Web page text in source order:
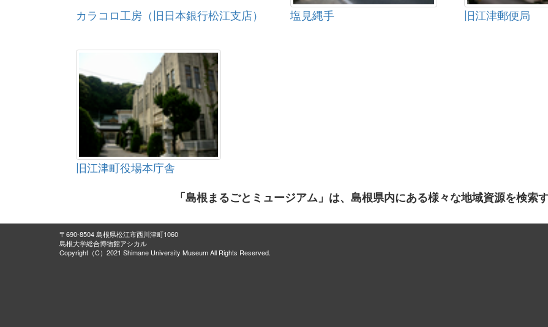
カラコロ工房（旧日本銀行松江支店） 塩見縄手 旧江津郵便局
旧江津町役場本庁舎
「島根まるごとミュージアム」は、島根県内にある様々な地域資源を検索
〒690-8504 島根県松江市西川津町1060
島根大学総合博物館アシカル
Copyright（C）2021 Shimane University Museum All Rights Reserved.